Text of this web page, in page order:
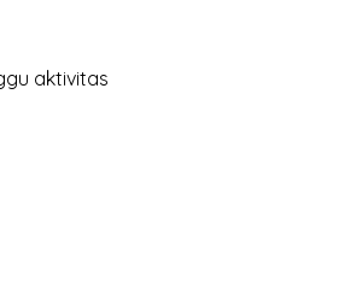
aktivitas